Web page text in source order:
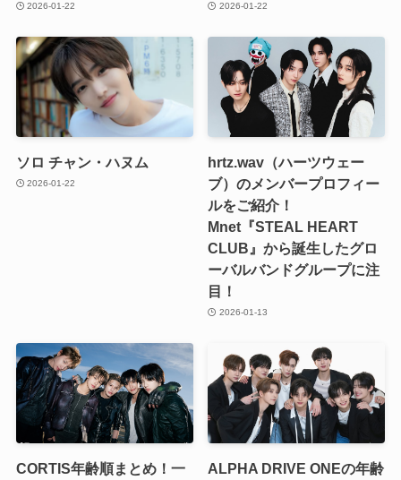
2026-01-22 2026-01-22
ソロ チャン・ハヌム
2026-01-22
hrtz.wav（ハーツウェー
ブ）のメンバープロフィー
ルをご紹介！
Mnet『STEAL HEART
CLUB』から誕生したグロ
ーバルバンドグループに注
目！
2026-01-13
CORTIS年齢順まとめ！一
ALPHA DRIVE ONEの年齢